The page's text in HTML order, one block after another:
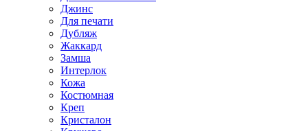
Джинс
Для печати
Дубляж
Жаккард
Замша
Интерлок
Кожа
Костюмная
Креп
Кристалон